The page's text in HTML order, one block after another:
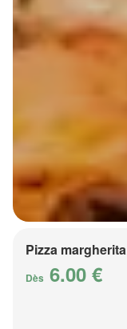
Pizza margherita
Dès 6.00 €